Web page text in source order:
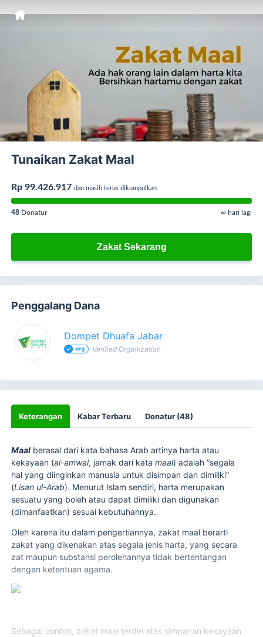
Tunaikan Zakat Maal
Rp 99.426.917 dan masih terus dikumpulkan
48 Donatur ∞ hari lagi
Zakat Sekarang
Penggalang Dana
Dompet Dhuafa Jabar
Verified Organization
Keterangan Kabar Terbaru Donatur (48)
Maal berasal dari kata bahasa Arab artinya harta atau
kekayaan (al-amwal, jamak dari katamaal) adalah “segala
hal yang diinginkan manusia untuk disimpan dan dimiliki”
(Lisan ul-Arab). Menurut Islam sendiri, harta merupakan
sesuatu yang boleh atau dapat dimiliki dan digunakan
(dimanfaatkan) sesuai kebutuhannya.
Oleh karena itu dalam pengertiannya, zakat maal berarti
zakat yang dikenakan atas segala jenis harta, yang secara
zat maupun substansi perolehannya tidak bertentangan
dengan ketentuan agama.
Sebagai contoh, zakat maal terdiri atas simpanan kekayaan